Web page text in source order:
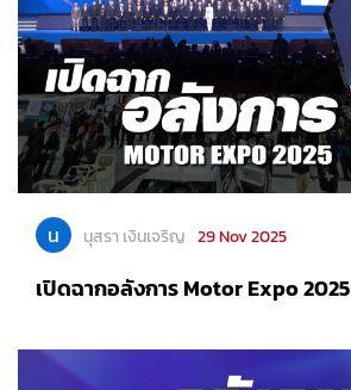
น นุสรา เงินเจริญ 29 Nov 2025
เปิดฉากอลังการ Motor Expo 2025